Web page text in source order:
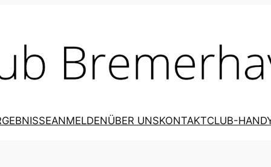
ANMELDENÜBER UNSKONTAKTCLUB-